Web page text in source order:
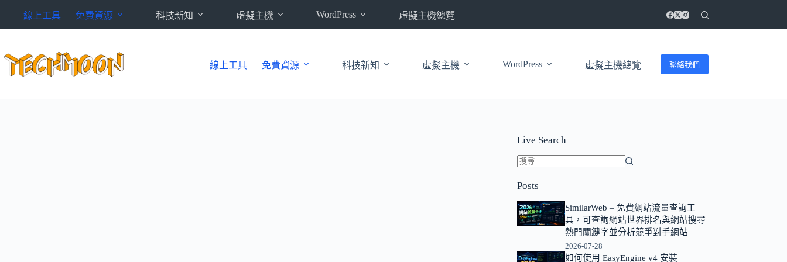
內
線上工具 免費資源 科技新知 虛擬主機 WordPress 虛擬主機總覽
線上工具 免費資源 科技新知 虛擬主機 WordPress 虛擬主機總覽 聯絡我們
Live Search
不
到
符
件
Posts
SimilarWeb – 免費網站流量查詢工
具，可查詢網站世界排名與網站搜尋
熱門關鍵字並分析競爭對手網站
2026-07-28
如何使用 EasyEngine v4 安裝